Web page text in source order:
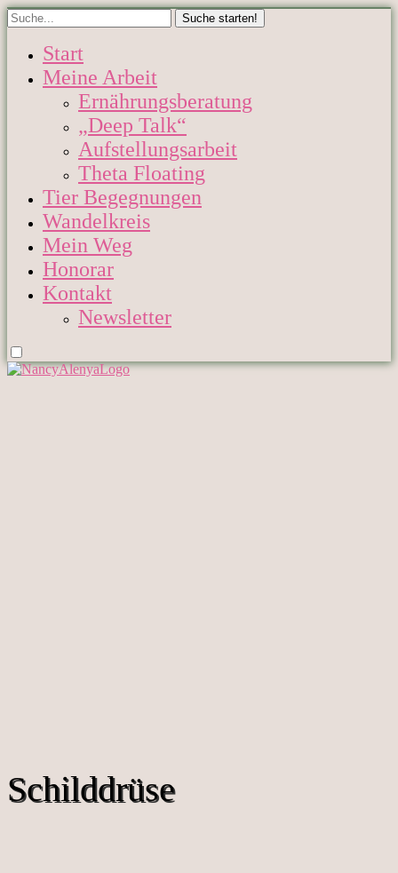
Start
Meine Arbeit
Ernährungsberatung
„Deep Talk“
Aufstellungsarbeit
Theta Floating
Tier Begegnungen
Wandelkreis
Mein Weg
Honorar
Kontakt
Newsletter
Schilddrüse